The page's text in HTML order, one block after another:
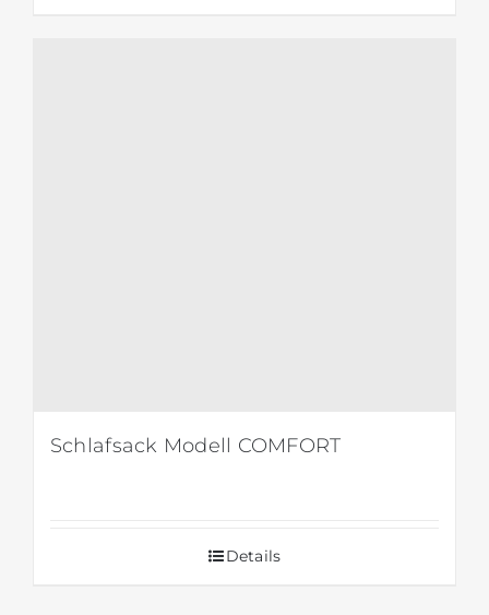
Schlafsack Modell COMFORT
Details